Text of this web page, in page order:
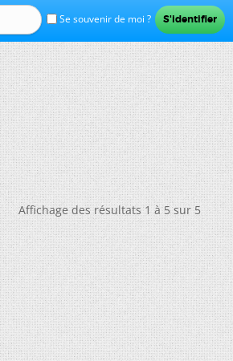
Se souvenir de moi ?
Affichage des résultats 1 à 5 sur 5